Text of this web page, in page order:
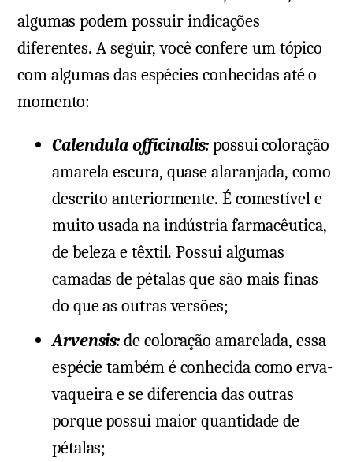
algumas podem possuir indicações
diferentes. A seguir, você confere um tópico
com algumas das espécies conhecidas até o
momento:
Calendula officinalis:possui coloração
amarela escura, quase alaranjada, como
descrito anteriormente. É comestível e
muito usada na indústria farmacêutica,
de beleza e têxtil. Possui algumas
camadas de pétalas que são mais finas
do que as outras versões;
Arvensis:de coloração amarelada, essa
espécie também é conhecida como erva-
vaqueira e se diferencia das outras
porque possui maior quantidade de
pétalas;